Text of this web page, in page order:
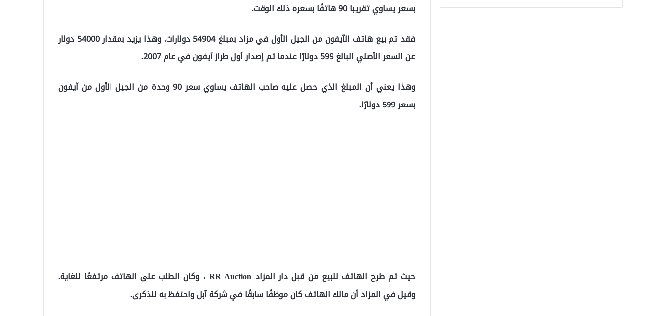
بسعر يساوي تقريبا 90 هاتفًا بسعره ذلك الوقت.
فقد تم بيع هاتف الآيفون من الجيل الأول في مزاد بمبلغ 54904 دولارات. وهذا يزيد بمقدار 54000 دولار
عن السعر الأصلي البالغ 599 دولارًا عندما تم إصدار أول طراز آيفون في عام 2007.
وهذا يعني أن المبلغ الذي حصل عليه صاحب الهاتف يساوي سعر 90 وحدة من الجيل الأول من آيفون
بسعر 599 دولارًا.
حيث تم طرح الهاتف للبيع من قبل دار المزاد RR Auction ، وكان الطلب على الهاتف مرتفعًا للغاية.
وقيل في المزاد أن مالك الهاتف كان موظفًا سابقًا في شركة آبل واحتفظ به للذكرى.